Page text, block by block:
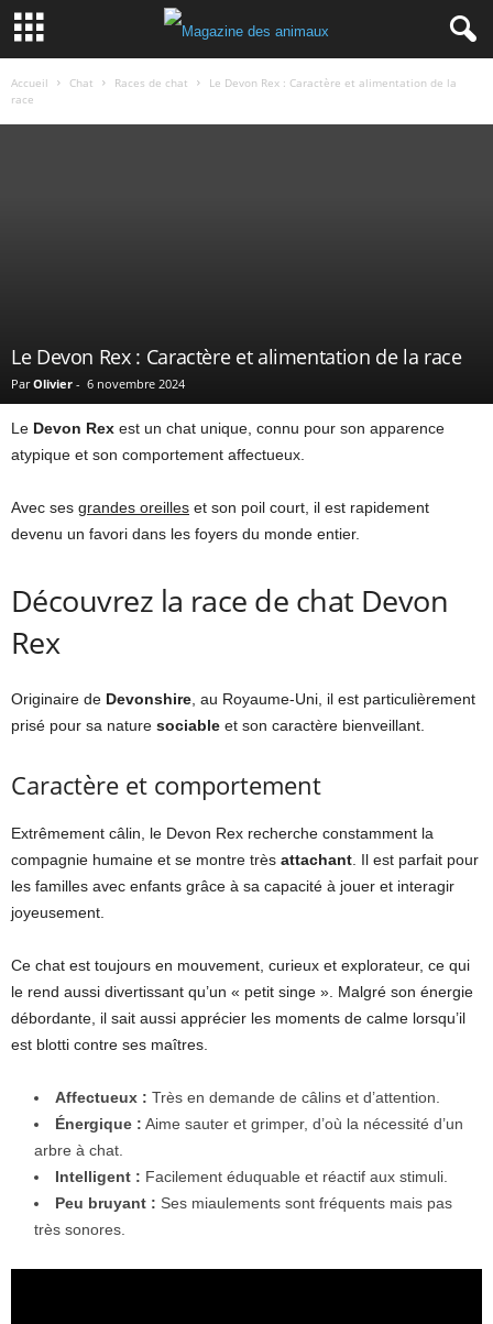
Accueil Chat Races de chat
Le Devon Rex : Caractère et alimentation de la
race
Le Devon Rex : Caractère et alimentation de la race
Par Olivier - 6 novembre 2024
Le Devon Rex est un chat unique, connu pour son apparence
atypique et son comportement affectueux.
Avec ses grandes oreilles et son poil court, il est rapidement
devenu un favori dans les foyers du monde entier.
Découvrez la race de chat Devon
Rex
Originaire de Devonshire, au Royaume-Uni, il est particulièrement
prisé pour sa nature sociable et son caractère bienveillant.
Caractère et comportement
Extrêmement câlin, le Devon Rex recherche constamment la
compagnie humaine et se montre très attachant. Il est parfait pour
les familles avec enfants grâce à sa capacité à jouer et interagir
joyeusement.
Ce chat est toujours en mouvement, curieux et explorateur, ce qui
le rend aussi divertissant qu’un « petit singe ». Malgré son énergie
débordante, il sait aussi apprécier les moments de calme lorsqu’il
est blotti contre ses maîtres.
Affectueux : Très en demande de câlins et d’attention.
Énergique : Aime sauter et grimper, d’où la nécessité d’un
arbre à chat.
Intelligent : Facilement éduquable et réactif aux stimuli.
Peu bruyant : Ses miaulements sont fréquents mais pas
très sonores.